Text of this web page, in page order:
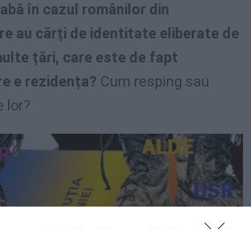
în cazul românilor din
au cărți de identitate eliberate de
țări, care este de fapt
e rezidența? Cum resping sau
lor?